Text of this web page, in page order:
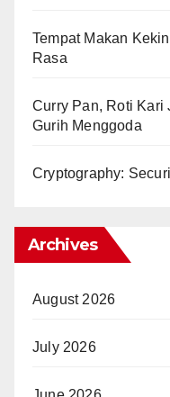
Tempat Makan
Rasa
Curry Pan, Roti Kari
Gurih Menggoda
Cryptography:
Archives
August 2026
July 2026